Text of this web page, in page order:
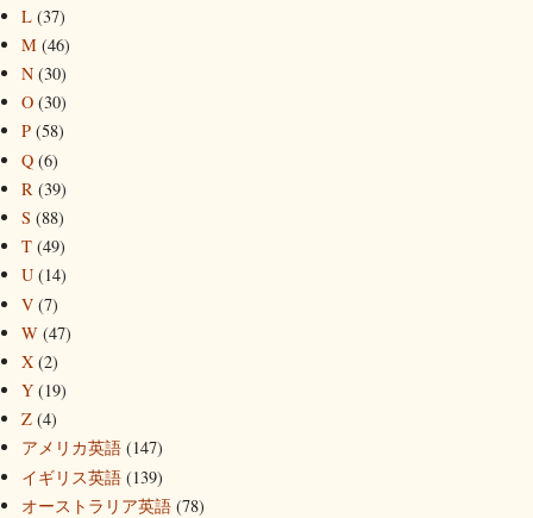
L (37)
M (46)
N (30)
O (30)
P (58)
Q (6)
R (39)
S (88)
T (49)
U (14)
V (7)
W (47)
X (2)
Y (19)
Z (4)
アメリカ英語 (147)
イギリス英語 (139)
オーストラリア英語 (78)